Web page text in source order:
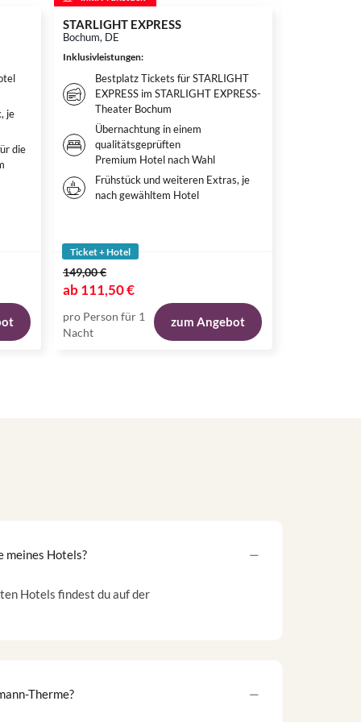
je
die
STARLIGHT EXPRESS
Bochum, DE
Inklusivleistungen:
Bestplatz Tickets für STARLIGHT
EXPRESS im STARLIGHT EXPRESS-
Theater Bochum
Übernachtung in einem
qualitätsgeprüften
Premium Hotel nach Wahl
Frühstück und weiteren Extras, je
nach gewähltem Hotel
Ticket + Hotel
149,00 €
ab111,50 €
pro Person für 1
Nacht
zum Angebot
meines Hotels?
Hotels findest du auf der
Therme?